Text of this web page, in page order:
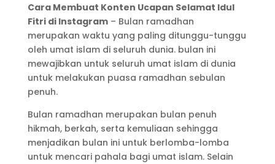
Cara Membuat Konten Ucapan Selamat Idul
Fitri di Instagram– Bulan ramadhan
merupakan waktu yang paling ditunggu-tunggu
oleh umat islam di seluruh dunia. bulan ini
mewajibkan untuk seluruh umat islam di dunia
untuk melakukan puasa ramadhan sebulan
penuh.
Bulan ramadhan merupakan bulan penuh
hikmah, berkah, serta kemuliaan sehingga
menjadikan bulan ini untuk berlomba-lomba
untuk mencari pahala bagi umat islam. Selain